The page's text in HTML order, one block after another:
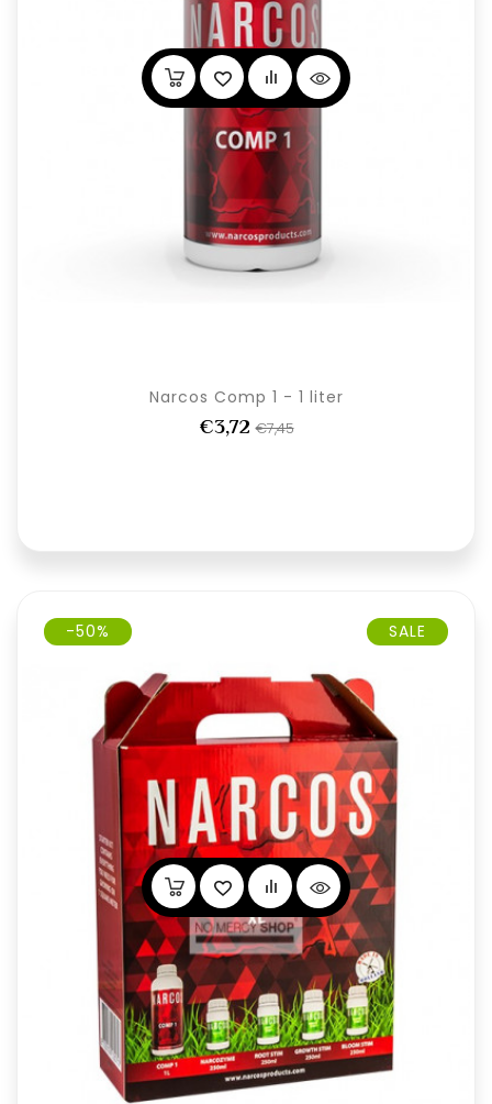
Narcos Comp 1 - 1 liter
€3,72 €7,45
SALE
-50%